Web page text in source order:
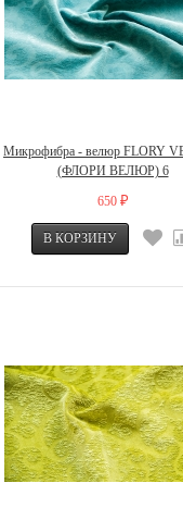
Микрофибра - велюр FLORY
(ФЛОРИ ВЕЛЮР) 6
650 ₽